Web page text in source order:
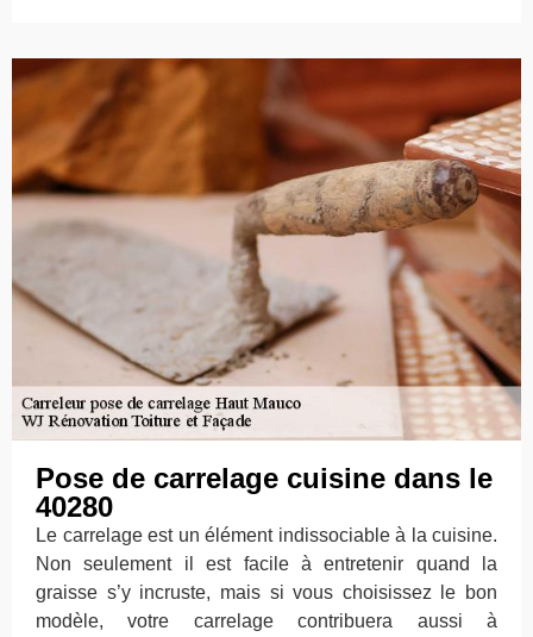
Pose de carrelage cuisine dans le
40280
Le carrelage est un élément indissociable à la cuisine.
Non seulement il est facile à entretenir quand la
graisse s’y incruste, mais si vous choisissez le bon
modèle, votre carrelage contribuera aussi à